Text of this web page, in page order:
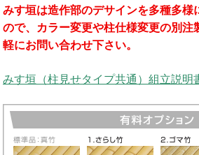
みす垣は造作部のデサインを多種多様
ので、カラー変更や柱仕様変更の別注
軽にお問い合わせ下さい。
みす垣（柱見せタイプ共通）組立説明